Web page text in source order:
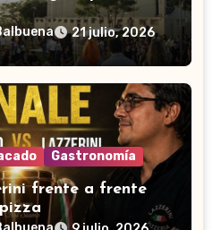
21 julio, 2026
Gastronomía
frente a frente